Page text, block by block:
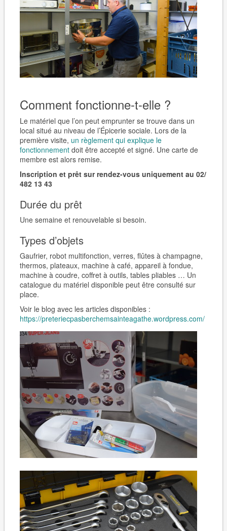
Comment fonctionne-t-elle ?
Le matériel que l’on peut emprunter se trouve dans un
local situé au niveau de l’Épicerie sociale. Lors de la
première visite, un règlement qui explique le
fonctionnement doit être accepté et signé. Une carte de
membre est alors remise.
Inscription et prêt sur rendez-vous uniquement au 02/
482 13 43
Durée du prêt
Une semaine et renouvelable si besoin.
Types d’objets
Gaufrier, robot multifonction, verres, flûtes à champagne,
thermos, plateaux, machine à café, appareil à fondue,
machine à coudre, coffret à outils, tables pliables … Un
catalogue du matériel disponible peut être consulté sur
place.
Voir le blog avec les articles disponibles :
https://preteriecpasberchemsainteagathe.wordpress.com/